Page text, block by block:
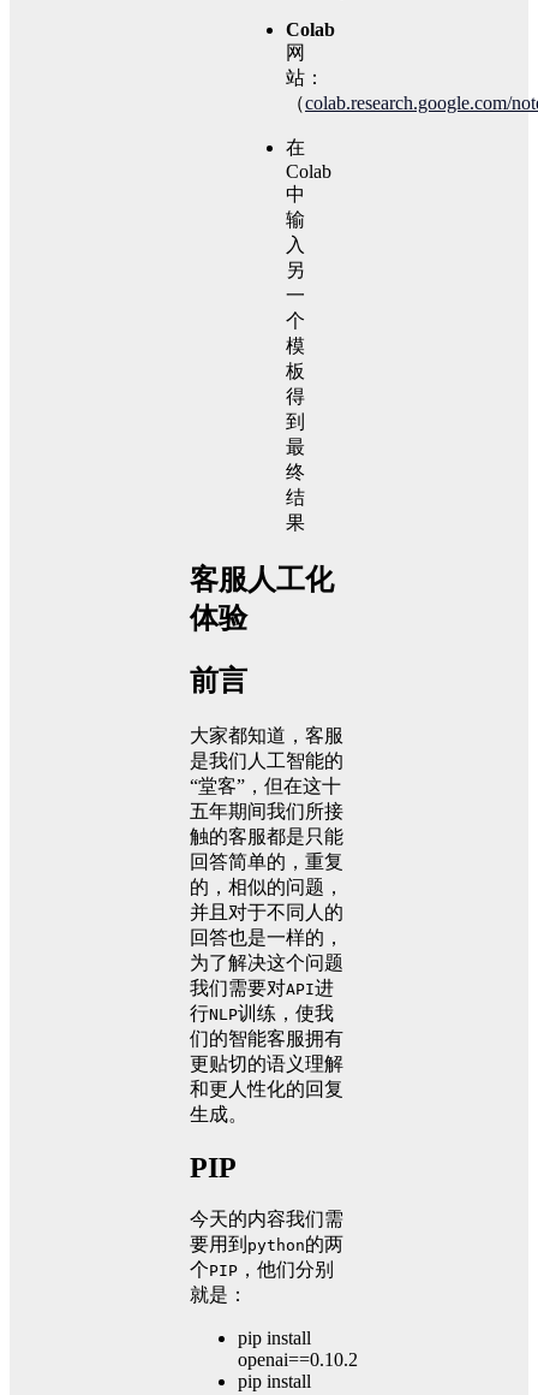
Colab
网
站：
（colab.research.google.com/
在
Colab
中
输
入
另
一
个
模
板
得
到
最
终
结
果
客服人工化
体验
前言
大家都知道，客服
是我们人工智能的
“堂客”，但在这十
五年期间我们所接
触的客服都是只能
回答简单的，重复
的，相似的问题，
并且对于不同人的
回答也是一样的，
为了解决这个问题
我们需要对API进
行NLP训练，使我
们的智能客服拥有
更贴切的语义理解
和更人性化的回复
生成。
PIP
今天的内容我们需
要用到 python的两
个PIP ，他们分别
就是：
pip install
openai==0.10.2
pip install